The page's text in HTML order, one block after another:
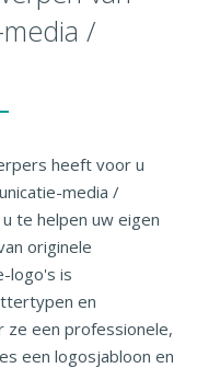
/
heeft voor u
media /
te helpen uw eigen
originele
logo's is
en
ze een professionele,
een logosjabloon en